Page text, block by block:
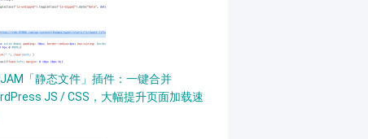
「静态文件」插件：一键合并
JS / CSS，大幅提升页面加载速